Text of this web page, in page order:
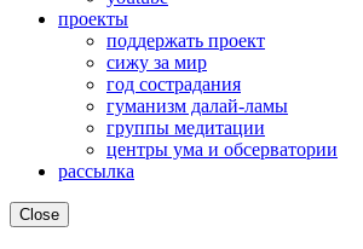
проекты
поддержать проект
сижу за мир
год сострадания
гуманизм далай-ламы
группы медитации
центры ума и обсерватории
рассылка
Close